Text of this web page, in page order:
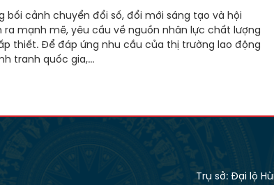
bối cảnh chuyển đổi số, đổi mới sáng tạo và hội
mạnh mẽ, yêu cầu về nguồn nhân lực chất lượng
thiết. Để đáp ứng nhu cầu của thị trường lao động
tranh quốc gia,...
Trụ sở: Đại lộ